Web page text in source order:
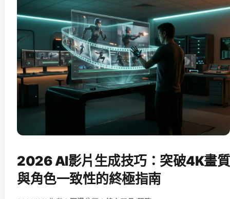
2026 AI影片生成技巧：突破4K畫質
與角色一致性的終極指南